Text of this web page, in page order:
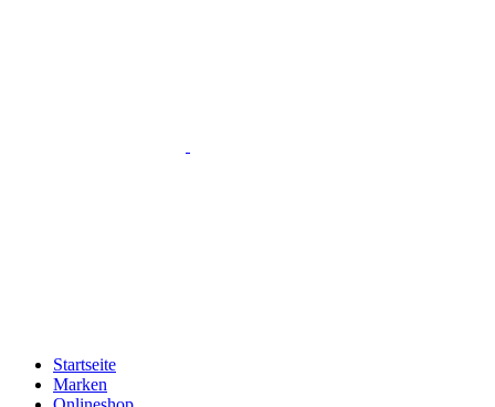
Startseite
Marken